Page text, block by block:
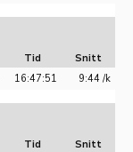
Tid
Snitt
16:47:51 9:44 /k
Tid
Snitt